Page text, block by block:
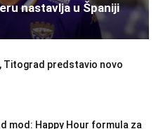
nastavlja u Španiji
Titograd predstavio novo
mod: Happy Hour formula za